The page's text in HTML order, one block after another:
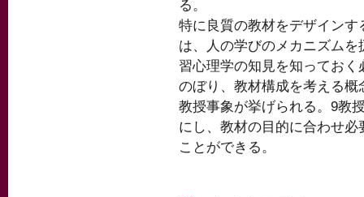
る。
特に良質の教材をデザインす
は、人の学びのメカニズムを
習心理学の知見を知ってお
のぼり、教材構成を考える
教授事象が挙げられる。9教
にし、教材の目的に合わせ
ことができる。